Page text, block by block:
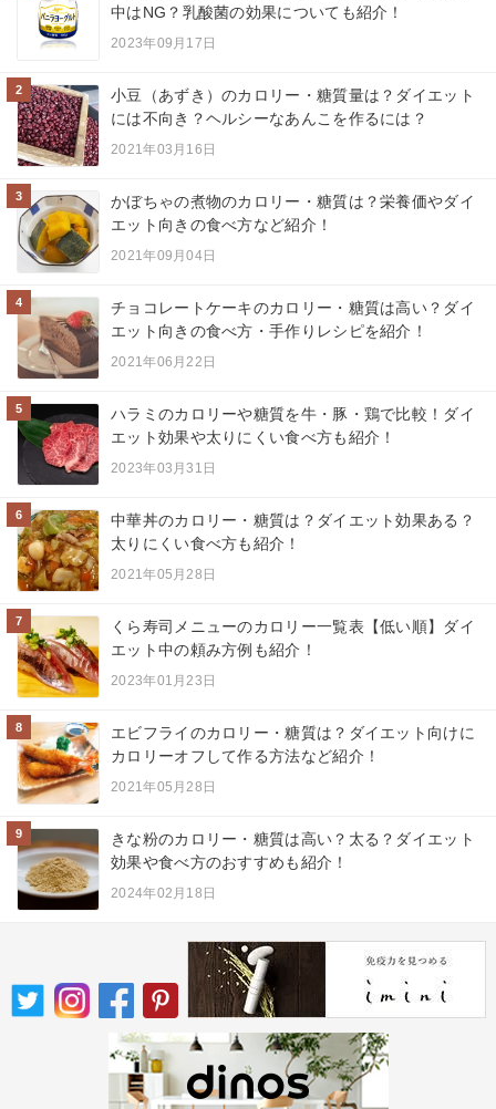
中はNG？乳酸菌の効果についても紹介！
2023年09月17日
2
小豆（あずき）のカロリー・糖質量は？ダイエット
には不向き？ヘルシーなあんこを作るには？
2021年03月16日
3
かぼちゃの煮物のカロリー・糖質は？栄養価やダイ
エット向きの食べ方など紹介！
2021年09月04日
4
チョコレートケーキのカロリー・糖質は高い？ダイ
エット向きの食べ方・手作りレシピを紹介！
2021年06月22日
5
ハラミのカロリーや糖質を牛・豚・鶏で比較！ダイ
エット効果や太りにくい食べ方も紹介！
2023年03月31日
6
中華丼のカロリー・糖質は？ダイエット効果ある？
太りにくい食べ方も紹介！
2021年05月28日
7
くら寿司メニューのカロリー一覧表【低い順】ダイ
エット中の頼み方例も紹介！
2023年01月23日
8
エビフライのカロリー・糖質は？ダイエット向けに
カロリーオフして作る方法など紹介！
2021年05月28日
9
きな粉のカロリー・糖質は高い？太る？ダイエット
効果や食べ方のおすすめも紹介！
2024年02月18日